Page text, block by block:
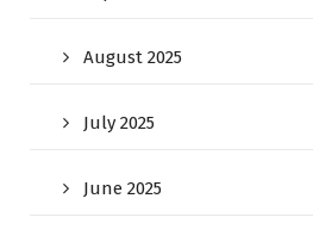
August 2025
July 2025
June 2025